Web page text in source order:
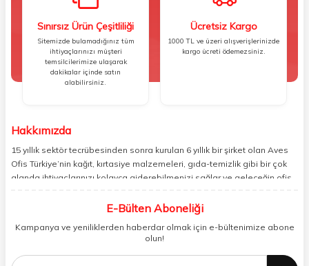
Sınırsız Ürün Çeşitliliği
Sitemizde bulamadığınız tüm
ihtiyaçlarınızı müşteri
temsilcilerimize ulaşarak
dakikalar içinde satın
alabilirsiniz.
Ücretsiz Kargo
1000 TL ve üzeri alışverişlerinizde
kargo ücreti ödemezsiniz.
Hakkımızda
15 yıllık sektör tecrübesinden sonra kurulan 6 yıllık bir şirket olan Aves
Ofis Türkiye’nin kağıt, kırtasiye malzemeleri, gıda-temizlik gibi bir çok
alanda ihtiyaçlarınızı kolayca giderebilmenizi sağlar ve geleceğin ofis
veya yaşam alanınızın tüm ihtiyaçlarını yüksek kalitedeki ürünleriyle
şirket ve işyeri yönetimini her zamankinden daha profesyonel bir hâle
kolayca karşılayabileceğiniz Aves , kaliteli ürünleri minimum sürede
E-Bülten Aboneliği
Kampanya ve yeniliklerden haberdar olmak için e-bültenimize abone
olun!